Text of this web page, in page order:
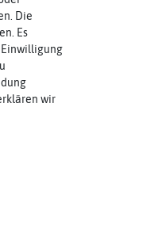
Die Farbe der reifen Frucht, die
Die
Es
wir